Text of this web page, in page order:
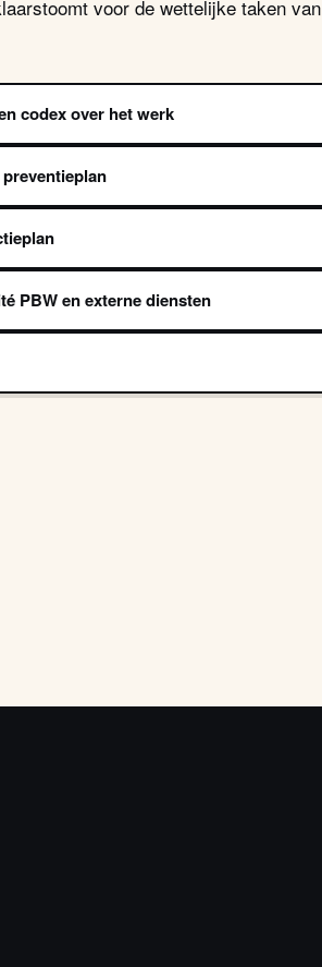
voor de wettelijke taken van
codex over het werk
PBW en externe diensten